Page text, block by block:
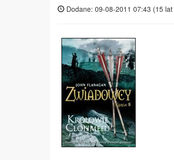
Dodane: 09-08-2011 07:43 (15